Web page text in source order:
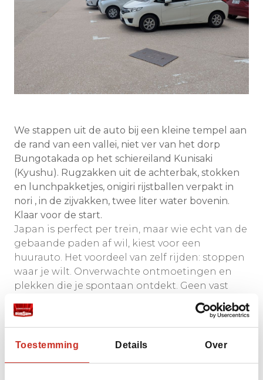
Toestemming Details Over
We stappen uit de auto bij een kleine tempel aan
de rand van een vallei, niet ver van het dorp
Bungotakada op het schiereiland Kunisaki
(Kyushu). Rugzakken uit de achterbak, stokken
en lunchpakketjes, onigiri rijstballen verpakt in
nori , in de zijvakken, twee liter water bovenin.
Klaar voor de start.
Japan is perfect per trein, maar wie echt van de
gebaande paden af wil, kiest voor een
huurauto. Het voordeel van zelf rijden: stoppen
waar je wilt. Onverwachte ontmoetingen en
plekken die je spontaan ontdekt. Geen vast
programma, wél de zekerheid dat er ’s avonds
een bijzondere overnachting voor je klaarstaat.
We wandelen door mosbossen op Kyushu, een